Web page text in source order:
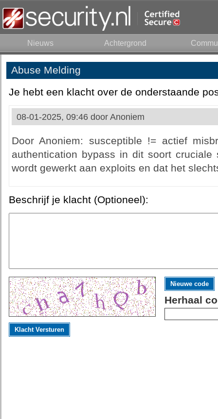
Nieuws Achtergrond
Abuse Melding
Je hebt een klacht over de onderstaande
08-01-2025, 09:46 door Anoniem
Door Anoniem: susceptible != actief
authentication bypass in dit soort
wordt gewerkt aan exploits en dat het
Beschrijf je klacht (Optioneel):
Nieuwe code
Herhaal
Klacht Versturen